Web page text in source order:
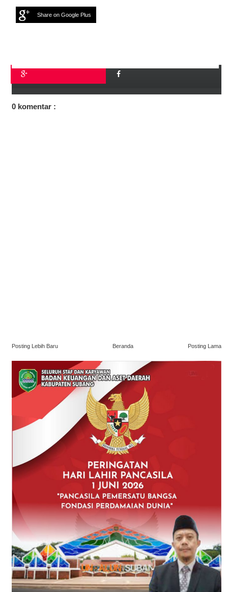
Share on Google Plus
0 komentar :
Posting Lebih Baru Posting Lama
Beranda